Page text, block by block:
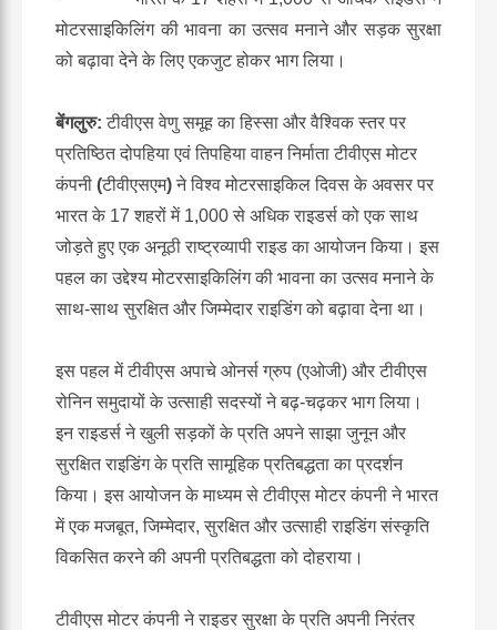
मोटरसाइकिलिंग की भावना का उत्सव मनाने और सड़क सुरक्षा
को बढ़ावा देने के लिए एकजुट होकर भाग लिया।
बेंगलुरु: टीवीएस वेणु समूह का हिस्सा और वैश्विक स्तर पर
प्रतिष्ठित दोपहिया एवं तिपहिया वाहन निर्माताटीवीएस मोटर
कंपनी (टीवीएसएम) ने विश्व मोटरसाइकिल दिवस के अवसर पर
भारत के 17 शहरों में 1,000 से अधिक राइडर्स को एक साथ
जोड़ते हुए एक अनूठी राष्ट्रव्यापी राइड का आयोजन किया। इस
पहल का उद्देश्य मोटरसाइकिलिंग की भावना का उत्सव मनाने के
साथ-साथ सुरक्षित और जिम्मेदार राइडिंग को बढ़ावा देना था।
इस पहल मेंटीवीएस अपाचे ओनर्स ग्रुप (एओजी) औरटीवीएस
रोनिनसमुदायों के उत्साही सदस्यों ने बढ़-चढ़कर भाग लिया।
इन राइडर्स ने खुली सड़कों के प्रति अपने साझा जुनून और
सुरक्षित राइडिंग के प्रति सामूहिक प्रतिबद्धता का प्रदर्शन
किया। इस आयोजन के माध्यम से टीवीएस मोटर कंपनी ने भारत
में एक मजबूत, जिम्मेदार, सुरक्षित और उत्साही राइडिंग संस्कृति
विकसित करने की अपनी प्रतिबद्धता को दोहराया।
टीवीएस मोटर कंपनी ने राइडर सुरक्षा के प्रति अपनी निरंतर